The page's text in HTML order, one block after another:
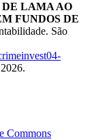
LAMA AO
FUNDOS DE
São
Commons